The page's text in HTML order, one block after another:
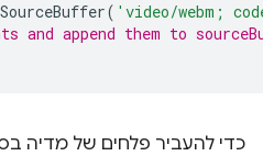
( 'video/webm;
and append them to
כדי להעביר פלחים של מדיה